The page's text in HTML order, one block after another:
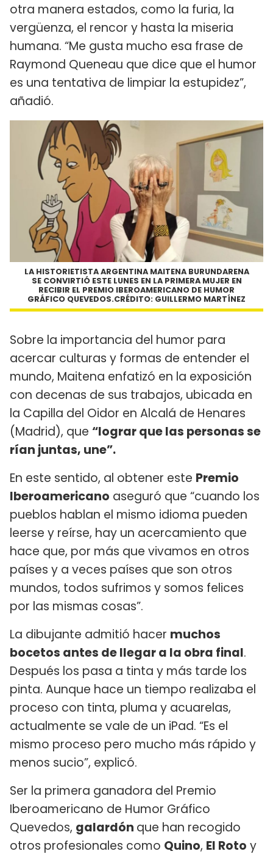
otra manera estados, como la furia, la
vergüenza, el rencor y hasta la miseria
humana. “Me gusta mucho esa frase de
Raymond Queneau que dice que el humor
es una tentativa de limpiar la estupidez”,
añadió.
LA HISTORIETISTA ARGENTINA MAITENA BURUNDARENA
SE CONVIRTIÓ ESTE LUNES EN LA PRIMERA MUJER EN
RECIBIR EL PREMIO IBEROAMERICANO DE HUMOR
GRÁFICO QUEVEDOS.CRÉDITO: GUILLERMO MARTÍNEZ
Sobre la importancia del humor para
acercar culturas y formas de entender el
mundo, Maitena enfatizó en la exposición
con decenas de sus trabajos, ubicada en
la Capilla del Oidor en Alcalá de Henares
(Madrid), que “lograr que las personas se
rían juntas, une”.
En este sentido, al obtener este Premio
Iberoamericano aseguró que “cuando los
pueblos hablan el mismo idioma pueden
leerse y reírse, hay un acercamiento que
hace que, por más que vivamos en otros
países y a veces países que son otros
mundos, todos sufrimos y somos felices
por las mismas cosas”.
La dibujante admitió hacer muchos
bocetos antes de llegar a la obra final.
Después los pasa a tinta y más tarde los
pinta. Aunque hace un tiempo realizaba el
proceso con tinta, pluma y acuarelas,
actualmente se vale de un iPad. “Es el
mismo proceso pero mucho más rápido y
menos sucio”, explicó.
Ser la primera ganadora del Premio
Iberoamericano de Humor Gráfico
Quevedos, galardón que han recogido
otros profesionales como Quino, El Roto y